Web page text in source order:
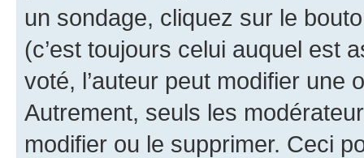
un sondage, cliquez sur le
(c’est toujours celui auquel est
voté, l’auteur peut modifier une
Autrement, seuls les
modifier ou le supprimer. Ceci